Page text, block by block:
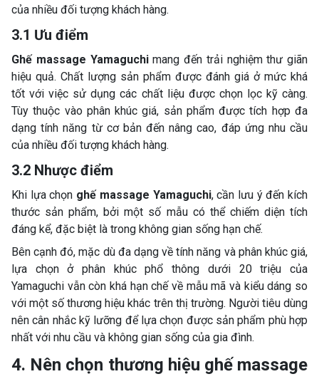
của nhiều đối tượng khách hàng.
3.1 Ưu điểm
Ghế massage Yamaguchimang đến trải nghiệm thư giãn
hiệu quả. Chất lượng sản phẩm được đánh giá ở mức khá
tốt với việc sử dụng các chất liệu được chọn lọc kỹ càng.
Tùy thuộc vào phân khúc giá, sản phẩm được tích hợp đa
dạng tính năng từ cơ bản đến nâng cao, đáp ứng nhu cầu
của nhiều đối tượng khách hàng.
3.2 Nhược điểm
Khi lựa chọn ghế massage Yamaguchi, cần lưu ý đến kích
thước sản phẩm, bởi một số mẫu có thể chiếm diện tích
đáng kể, đặc biệt là trong không gian sống hạn chế.
Bên cạnh đó, mặc dù đa dạng về tính năng và phân khúc giá,
lựa chọn ở phân khúc phổ thông dưới 20 triệu của
Yamaguchi vẫn còn khá hạn chế về mẫu mã và kiểu dáng so
với một số thương hiệu khác trên thị trường. Người tiêu dùng
nên cân nhắc kỹ lưỡng để lựa chọn được sản phẩm phù hợp
nhất với nhu cầu và không gian sống của gia đình.
4. Nên chọn thương hiệu ghế massage